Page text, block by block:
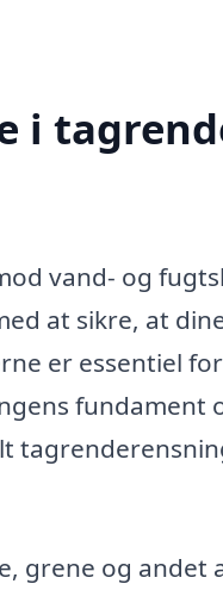
i
vand- og
at sikre, at
er essentiel
fundament
grene og andet